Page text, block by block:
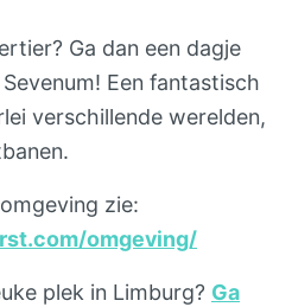
Ga dan een dagje
Een fantastisch
verschillende werelden,
zie:
omgeving/
plek in Limburg? Ga